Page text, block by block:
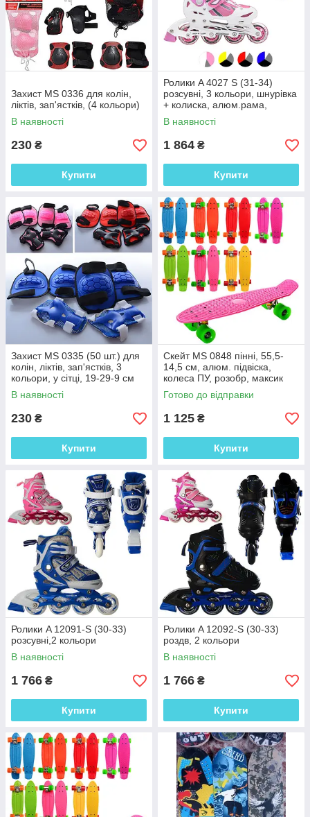
Захист MS 0336 для колін,
ліктів, зап'ястків, (4 кольори)
В наявності
230 ₴
Купити
Ролики A 4027 S (31-34)
розсувні, 3 кольори, шнурівка
+ колиска, алюм.рама,
колеса ПУ, у сумці,
В наявності
1 864 ₴
Купити
Захист MS 0335 (50 шт.) для
колін, ліктів, зап'ястків, 3
кольори, у сітці, 19-29-9 см
В наявності
230 ₴
Купити
Скейт MS 0848 пінні, 55,5-
14,5 см, алюм. підвіска,
колеса ПУ, розобр, максик
кольорів, у кульці
Готово до відправки
1 125 ₴
Купити
Ролики A 12091-S (30-33)
розсувні,2 кольори
В наявності
1 766 ₴
Купити
Ролики A 12092-S (30-33)
роздв, 2 кольори
В наявності
1 766 ₴
Купити